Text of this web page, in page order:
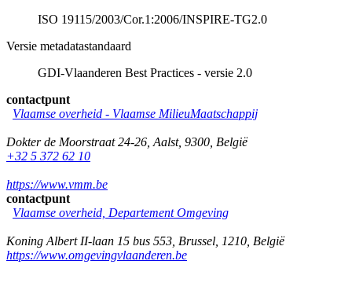
ISO 19115/2003/Cor.1:2006/INSPIRE-TG2.0
Versie metadatastandaard
GDI-Vlaanderen Best Practices - versie 2.0
contactpunt
Vlaamse overheid - Vlaamse MilieuMaatschappij
Dokter de Moorstraat 24-26 Aalst, 9300 België
+32 5 372 62 10
https://www.vmm.be
contactpunt
Vlaamse overheid, Departement Omgeving
Koning Albert II-laan 15 bus 553 Brussel 1210 België
https://www.omgevingvlaanderen.be